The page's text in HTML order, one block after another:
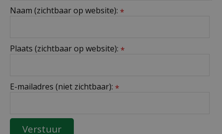
Naam (zichtbaar op website): *
Plaats (zichtbaar op website): *
E-mailadres (niet zichtbaar): *